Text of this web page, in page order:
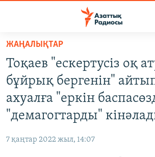
Skip
main
content
Skip
to
main
Skip
ЖАҢАЛЫҚТАР
САЯСАТ
AZATTYQTV
ҚАҢТАР ОҚИҒАСЫ
ӘЛЕУМЕТ
ЖАҢАЛЫҚТАР
Тоқаев "ескертусіз оқ
бұйрық бергенін"
ахуалға "еркін
"демагогтарды"
7 қаңтар 2022 жыл, 14:07